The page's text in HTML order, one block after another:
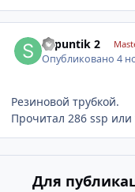
shpuntik 2
Опубликовано4
Резиновой трубкой.
Прочитал 286 ssp или
Для